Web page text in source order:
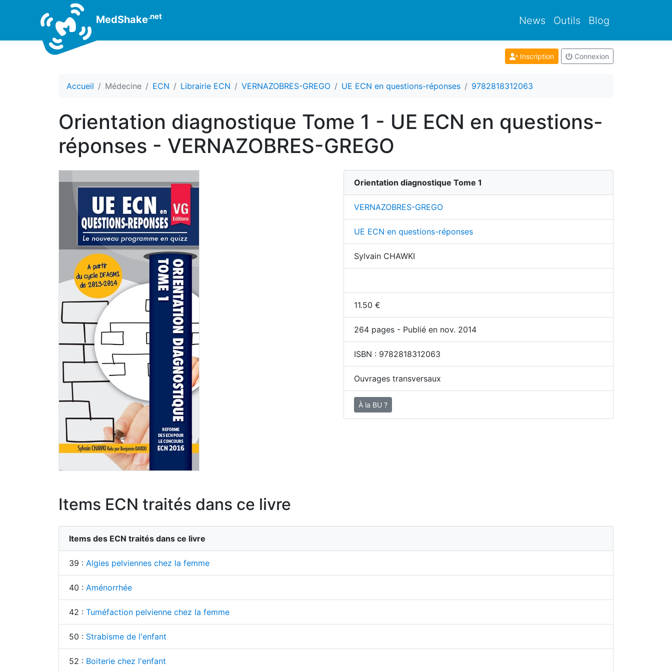
MedShake.net News Outils Blog
Inscription Connexion
Accueil Médecine ECN Librairie ECN VERNAZOBRES-GREGO UE ECN en questions-réponses 9782818312063
Orientation diagnostique Tome 1 - UE ECN en questions-
réponses - VERNAZOBRES-GREGO
Orientation diagnostique Tome 1
VERNAZOBRES-GREGO
UE ECN en questions-réponses
Sylvain CHAWKI
11.50 €
264 pages - Publié en nov. 2014
ISBN : 9782818312063
Ouvrages transversaux
À la BU ?
Items ECN traités dans ce livre
Items des ECN traités dans ce livre
39 : Algies pelviennes chez la femme
40 : Aménorrhée
42 : Tuméfaction pelvienne chez la femme
50 : Strabisme de l'enfant
52 : Boiterie chez l'enfant